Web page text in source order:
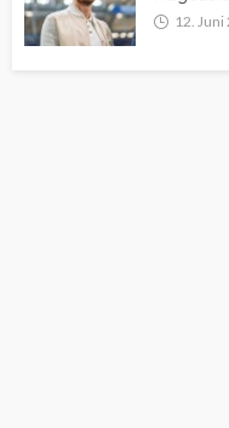
12. Juni